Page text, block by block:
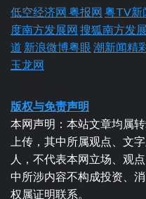
低空经济网 粤报网 粤TV新
度南方发展网 搜狐南方发
道 新浪微博粤眼 潮新闻精
玉龙网
版权与免责声明
本网声明：本站文章均属
上传，其中所属观点、文
人，不代表本网立场、观
中所涉内容不构成投资、
权属证明联系。